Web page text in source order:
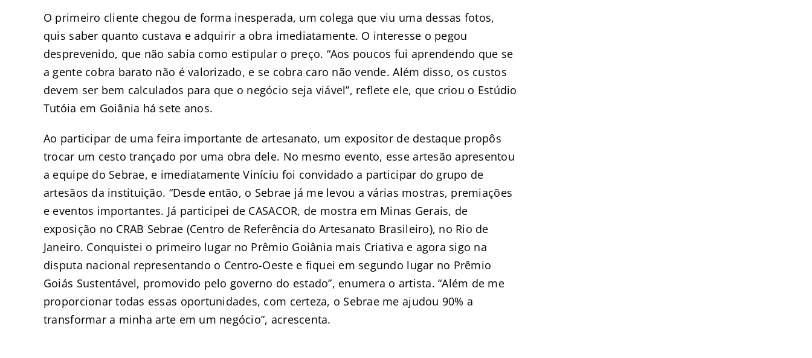
O primeiro cliente chegou de forma inesperada, um colega que viu uma dessas fotos,
quis saber quanto custava e adquirir a obra imediatamente. O interesse o pegou
desprevenido, que não sabia como estipular o preço. “Aos poucos fui aprendendo que se
a gente cobra barato não é valorizado, e se cobra caro não vende. Além disso, os custos
devem ser bem calculados para que o negócio seja viável”, reflete ele, que criou o Estúdio
Tutóia em Goiânia há sete anos.
Ao participar de uma feira importante de artesanato, um expositor de destaque propôs
trocar um cesto trançado por uma obra dele. No mesmo evento, esse artesão apresentou
a equipe do Sebrae, e imediatamente Viníciu foi convidado a participar do grupo de
artesãos da instituição. “Desde então, o Sebrae já me levou a várias mostras, premiações
e eventos importantes. Já participei de CASACOR, de mostra em Minas Gerais, de
exposição no CRAB Sebrae (Centro de Referência do Artesanato Brasileiro), no Rio de
Janeiro. Conquistei o primeiro lugar no Prêmio Goiânia mais Criativa e agora sigo na
disputa nacional representando o Centro-Oeste e fiquei em segundo lugar no Prêmio
Goiás Sustentável, promovido pelo governo do estado”, enumera o artista. “Além de me
proporcionar todas essas oportunidades, com certeza, o Sebrae me ajudou 90% a
transformar a minha arte em um negócio”, acrescenta.